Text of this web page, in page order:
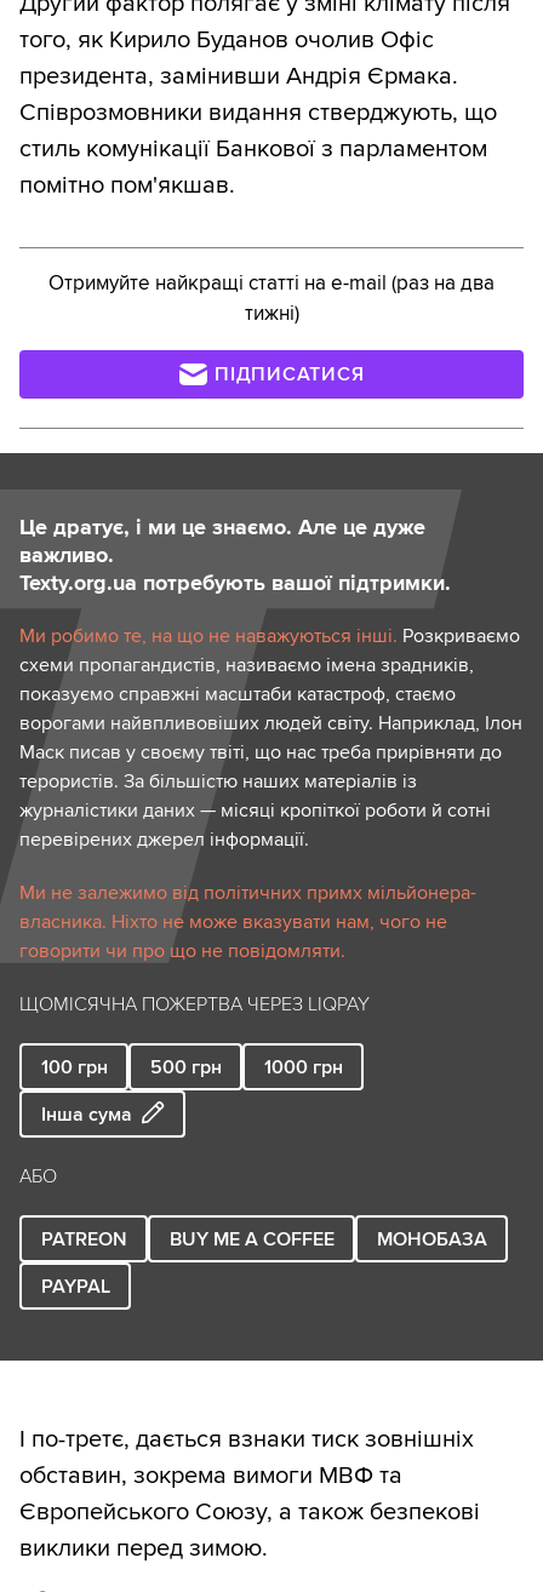
того, як Кирило Буданов очолив Офіс
президента, замінивши Андрія Єрмака.
Співрозмовники видання стверджують, що
стиль комунікації Банкової з парламентом
помітно пом'якшав.
Отримуйте найкращі статті на e-mail (раз на два
тижні)
ПІДПИСАТИСЯ
Це дратує, і ми це знаємо. Але це дуже
важливо.
Texty.org.ua потребують вашої підтримки.
Ми робимо те, на що не наважуються інші. Розкриваємо
схеми пропагандистів, називаємо імена зрадників,
показуємо справжні масштаби катастроф, стаємо
ворогами найвпливовіших людей світу. Наприклад, Ілон
Маск писав у своєму твіті, що нас треба прирівняти до
терористів. За більшістю наших матеріалів із
журналістики даних — місяці кропіткої роботи й сотні
перевірених джерел інформації.
Ми не залежимо від політичних примх мільйонера-
власника. Ніхто не може вказувати нам, чого не
говорити чи про що не повідомляти.
ЩОМІСЯЧНА ПОЖЕРТВА ЧЕРЕЗ LIQPAY
100 грн 500 грн 1000 грн
Інша сума
АБО
PATREON BUY ME A COFFEE
МОНОБАЗА
PAYPAL
І по-третє, дається взнаки тиск зовнішніх
обставин, зокрема вимоги МВФ та
Європейського Союзу, а також безпекові
виклики перед зимою.